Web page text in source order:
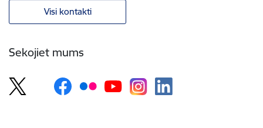
Visi kontakti
Sekojiet mums